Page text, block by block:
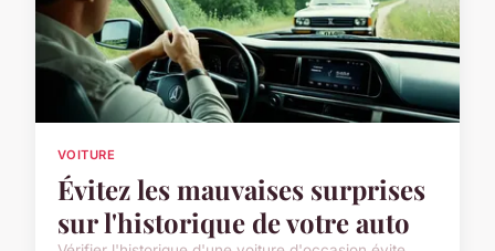
VOITURE
Évitez les mauvaises surprises
sur l'historique de votre auto